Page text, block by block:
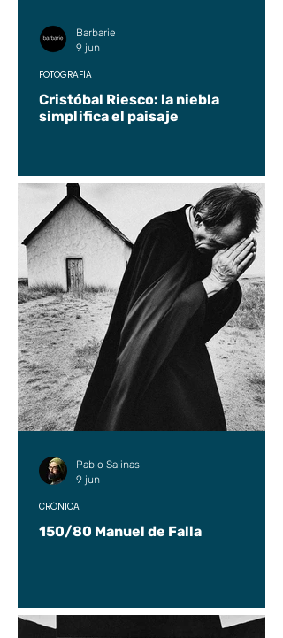
Cristóbal Riesco: la niebla
simplifica el paisaje
FOTOGRAFÍA
Barbarie
9 jun
150/80 Manuel de Falla
CRÓNICA
Pablo Salinas
9 jun